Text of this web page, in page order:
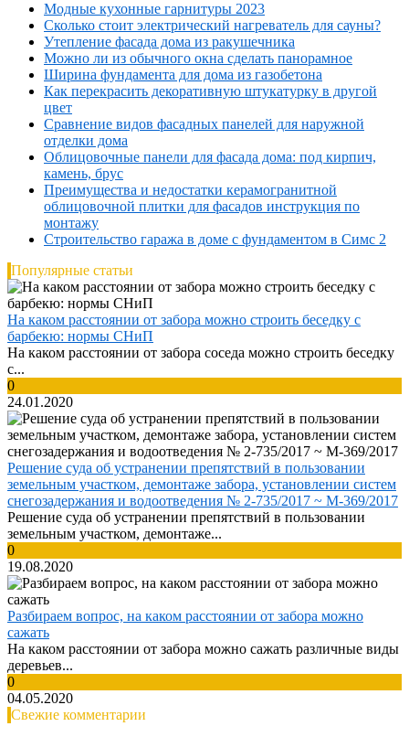
Модные кухонные гарнитуры 2023
Сколько стоит электрический нагреватель для сауны?
Утепление фасада дома из ракушечника
Можно ли из обычного окна сделать панорамное
Ширина фундамента для дома из газобетона
Как перекрасить декоративную штукатурку в другой
цвет
Сравнение видов фасадных панелей для наружной
отделки дома
Облицовочные панели для фасада дома: под кирпич,
камень, брус
Преимущества и недостатки керамогранитной
облицовочной плитки для фасадов инструкция по
монтажу
Строительство гаража в доме с фундаментом в Симс 2
Популярные статьи
На каком расстоянии от забора можно строить беседку с
барбекю: нормы СНиП
На каком расстоянии от забора соседа можно строить беседку
с...
0
24.01.2020
Решение суда об устранении препятствий в пользовании
земельным участком, демонтаже забора, установлении систем
снегозадержания и водоотведения № 2-735/2017 ~ М-369/2017
Решение суда об устранении препятствий в пользовании
земельным участком, демонтаже...
0
19.08.2020
Разбираем вопрос, на каком расстоянии от забора можно
сажать
На каком расстоянии от забора можно сажать различные виды
деревьев...
0
04.05.2020
Свежие комментарии